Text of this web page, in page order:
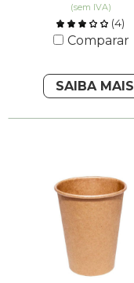
(sem IVA)
(4)
Comparar
SAIBA MAIS